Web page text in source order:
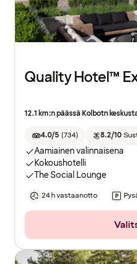
Quality Hotel™
12.1 km:n päässä Kolbotn
4.0/5 (734) 8.2/10
Aamiainen valinnaisena
Kokoushotelli
The Social Lounge
24 h vastaanotto